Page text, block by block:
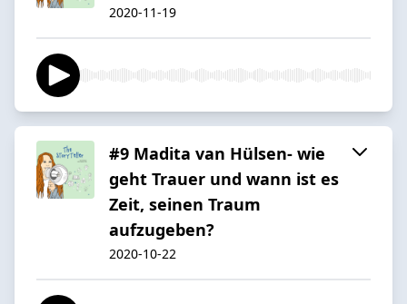
2020-11-19
#9 Madita van Hülsen- wie
geht Trauer und wann ist es
Zeit, seinen Traum
aufzugeben?
2020-10-22